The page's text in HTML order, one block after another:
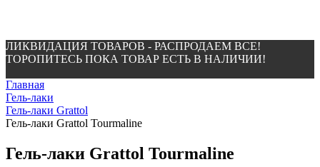
ЛИКВИДАЦИЯ ТОВАРОВ - РАСПРОДАЕМ ВСЕ!
ТОРОПИТЕСЬ ПОКА ТОВАР ЕСТЬ В НАЛИЧИИ!
Главная
Гель-лаки
Гель-лаки Grattol
Гель-лаки Grattol Tourmaline
Гель-лаки Grattol Tourmaline